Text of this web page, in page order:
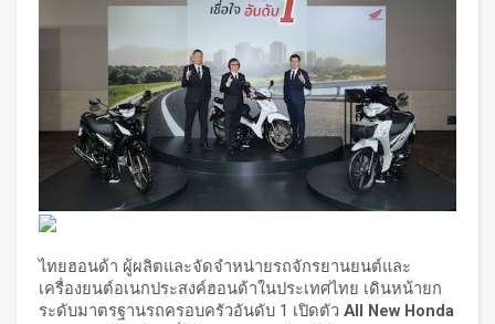
ไทยฮอนด้า ผู้ผลิตและจัดจำหน่ายรถจักรยานยนต์และ
เครื่องยนต์อเนกประสงค์ฮอนด้าในประเทศไทย เดินหน้ายก
ระดับมาตรฐานรถครอบครัวอันดับ 1 เปิดตัว All New Honda